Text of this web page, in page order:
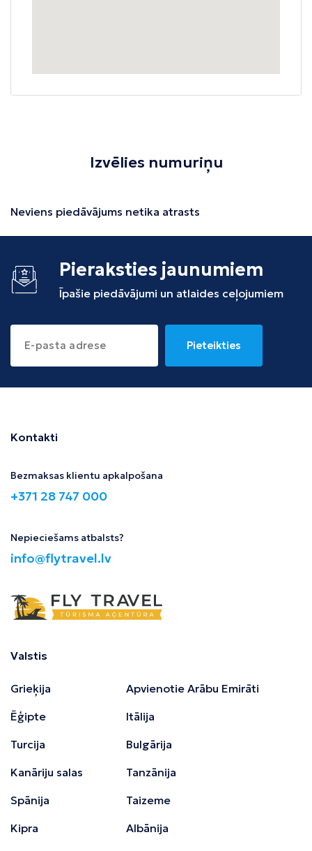
Izvēlies numuriņu
Neviens piedāvājums netika atrasts
Pieraksties jaunumiem
Īpašie piedāvājumi un atlaides ceļojumiem
Pieteikties
Kontakti
Bezmaksas klientu apkalpošana
+371 28 747 000
Nepieciešams atbalsts?
info@flytravel.lv
Valstis
Grieķija
Ēģipte
Turcija
Kanāriju salas
Spānija
Kipra
Apvienotie Arābu Emirāti
Itālija
Bulgārija
Tanzānija
Taizeme
Albānija